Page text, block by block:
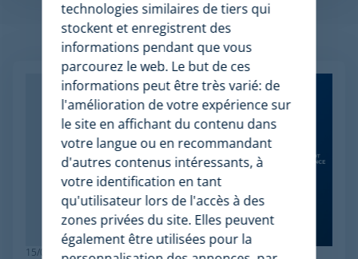
Articles apparentés
15/06/2026
technologies similaires de tiers qui
stockent et enregistrent des
informations pendant que vous
parcourez le web. Le but de ces
informations peut être très varié: de
l'amélioration de votre expérience sur
le site en affichant du contenu dans
votre langue ou en recommandant
d'autres contenus intéressants, à
votre identification en tant
qu'utilisateur lors de l'accès à des
zones privées du site. Elles peuvent
également être utilisées pour la